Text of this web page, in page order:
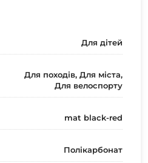
Для дітей
Для походів, Для міста,
Для велоспорту
mat black-red
Полікарбонат